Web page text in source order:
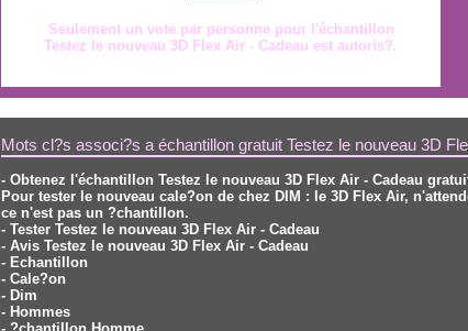
Seulement un vote par personne pour l'échantillon
Testez le nouveau 3D Flex Air - Cadeau est autoris?.
Mots cl?s associ?s a échantillon gratuit Testez le nouveau 3D
- Obtenez l'échantillon Testez le nouveau 3D Flex Air - Cadeau
Pour tester le nouveau cale?on de chez DIM : le 3D Flex Air,
ce n'est pas un ?chantillon.
- Tester Testez le nouveau 3D Flex Air - Cadeau
- Avis Testez le nouveau 3D Flex Air - Cadeau
- Echantillon
- Cale?on
- Dim
- Hommes